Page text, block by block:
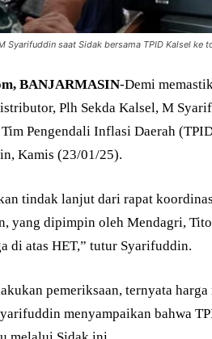
Syarifuddin saat Sidak bersama TPID Kalsel
BANJARMASIN-Demi
Plh Sekda Kalsel, M
Pengendali Inflasi Daerah
Kamis (23/01/25).
tindak lanjut dari rapat
yang dipimpin oleh Mendagri,
di atas HET,” tutur Syarifuddin.
pemeriksaan, ternyata
menyampaikan bahwa